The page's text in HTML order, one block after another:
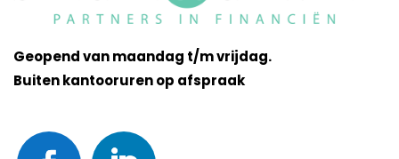
Geopend van maandag t/m vrijdag.
Buiten kantooruren op afspraak